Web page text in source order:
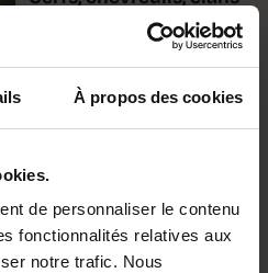
À propos des cookies
de personnaliser le contenu
fonctionnalités relatives aux
notre trafic. Nous
ou rennes: gare au nez
dans les bois rythment
cette balade connectée